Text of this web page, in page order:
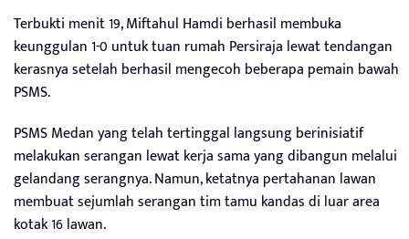
Terbukti menit 19, Miftahul Hamdi berhasil membuka
keunggulan 1-0 untuk tuan rumah Persiraja lewat tendangan
kerasnya setelah berhasil mengecoh beberapa pemain bawah
PSMS.
PSMS Medan yang telah tertinggal langsung berinisiatif
melakukan serangan lewat kerja sama yang dibangun melalui
gelandang serangnya. Namun, ketatnya pertahanan lawan
membuat sejumlah serangan tim tamu kandas di luar area
kotak 16 lawan.